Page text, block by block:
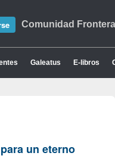
Comunidad Frontera
Galeatus E-libros
un eterno